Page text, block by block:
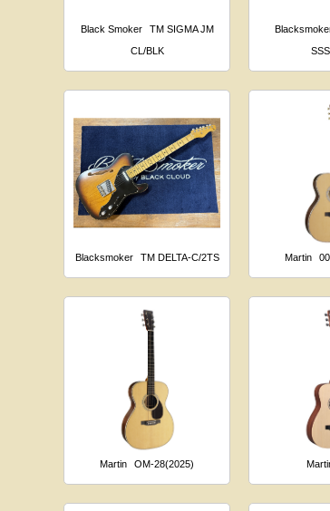
Black Smoker
TM SIGMA JM
CL/BLK
Blacksmoker TM DELTA-C/2TS Martin
Martin OM-28(2025)